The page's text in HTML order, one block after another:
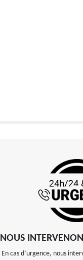
NOUS
En cas d’urgence, nous